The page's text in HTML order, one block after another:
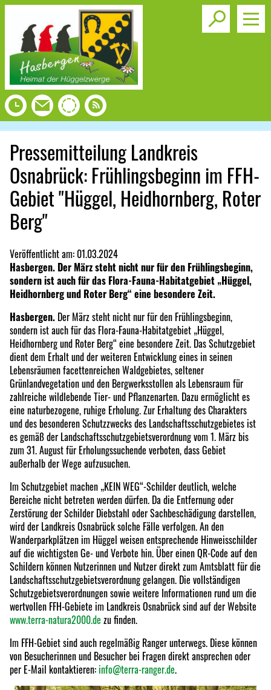
Toggle
Pressemitteilung Landkreis
Osnabrück: Frühlingsbeginn im FFH-
Gebiet "Hüggel, Heidhornberg, Roter
Berg"
Veröffentlicht am: 01.03.2024
Hasbergen. Der März steht nicht nur für den Frühlingsbeginn,
sondern ist auch für das Flora-Fauna-Habitatgebiet „Hüggel,
Heidhornberg und Roter Berg“ eine besondere Zeit.
Hasbergen. Der März steht nicht nur für den Frühlingsbeginn,
sondern ist auch für das Flora-Fauna-Habitatgebiet „Hüggel,
Heidhornberg und Roter Berg“ eine besondere Zeit. Das Schutzgebiet
dient dem Erhalt und der weiteren Entwicklung eines in seinen
Lebensräumen facettenreichen Waldgebietes, seltener
Grünlandvegetation und den Bergwerksstollen als Lebensraum für
zahlreiche wildlebende Tier- und Pflanzenarten. Dazu ermöglicht es
eine naturbezogene, ruhige Erholung. Zur Erhaltung des Charakters
und des besonderen Schutzzwecks des Landschaftsschutzgebietes ist
es gemäß der Landschaftsschutzgebietsverordnung vom 1. März bis
zum 31. August für Erholungssuchende verboten, dass Gebiet
außerhalb der Wege aufzusuchen.
Im Schutzgebiet machen „KEIN WEG“-Schilder deutlich, welche
Bereiche nicht betreten werden dürfen. Da die Entfernung oder
Zerstörung der Schilder Diebstahl oder Sachbeschädigung darstellen,
wird der Landkreis Osnabrück solche Fälle verfolgen. An den
Wanderparkplätzen im Hüggel weisen entsprechende Hinweisschilder
auf die wichtigsten Ge- und Verbote hin. Über einen QR-Code auf den
Schildern können Nutzerinnen und Nutzer direkt zum Amtsblatt für die
Landschaftsschutzgebietsverordnung gelangen. Die vollständigen
Schutzgebietsverordnungen sowie weitere Informationen rund um die
wertvollen FFH-Gebiete im Landkreis Osnabrück sind auf der Website
www.terra-natura2000.de zu finden.
Im FFH-Gebiet sind auch regelmäßig Ranger unterwegs. Diese können
von Besucherinnen und Besucher bei Fragen direkt ansprechen oder
per E-Mail kontaktieren: info@terra-ranger.de.